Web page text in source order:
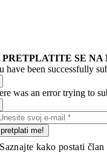
PRETPLATITE SE NA
have been successfully
was an error trying to
pretplati me!
Saznajte kako postati